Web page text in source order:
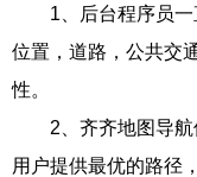
1、后台程序员一
位置，道路，公共交
性。
2、齐齐地图导航
用户提供最优的路径